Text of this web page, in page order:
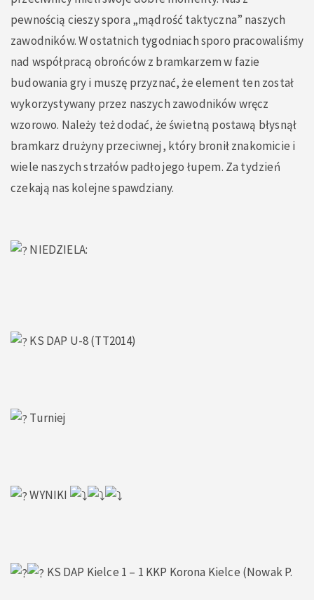
pewnością cieszy spora „mądrość taktyczna” naszych
zawodników. W ostatnich tygodniach sporo pracowaliśmy
nad współpracą obrońców z bramkarzem w fazie
budowania gry i muszę przyznać, że element ten został
wykorzystywany przez naszych zawodników wręcz
wzorowo. Należy też dodać, że świetną postawą błysnął
bramkarz drużyny przeciwnej, który bronił znakomicie i
wiele naszych strzałów padło jego łupem. Za tydzień
czekają nas kolejne spawdziany.
NIEDZIELA:
KS DAP U-8 (TT2014)
Turniej
WYNIKI
KS DAP Kielce 1 – 1 KKP Korona Kielce (Nowak P.